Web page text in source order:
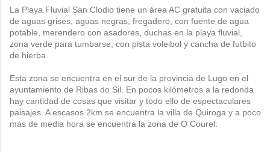
La Playa Fluvial San Clodio tiene un área AC gratuita con vaciado
de aguas grises, aguas negras, fregadero, con fuente de agua
potable, merendero con asadores, duchas en la playa fluvial,
zona verde para tumbarse, con pista voleibol y cancha de futbito
de hierba.
Esta zona se encuentra en el sur de la provincia de Lugo en el
ayuntamiento de Ribas do Sil. En pocos kilómetros a la redonda
hay cantidad de cosas que visitar y todo ello de espectaculares
paisajes. A escasos 2km se encuentra la villa de Quiroga y a poco
más de media hora se encuentra la zona de O Courel.